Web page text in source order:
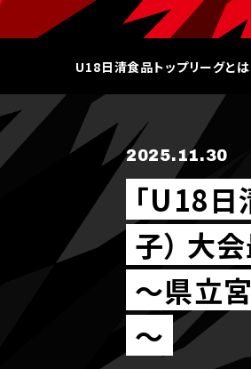
U18日清食品トップリーグとは
2025.11.30
｢U18日
子） 大
～県立
～